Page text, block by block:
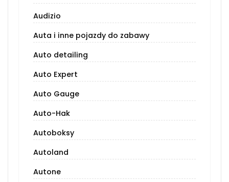
Audizio
Auta i inne pojazdy do zabawy
Auto detailing
Auto Expert
Auto Gauge
Auto-Hak
Autoboksy
Autoland
Autone